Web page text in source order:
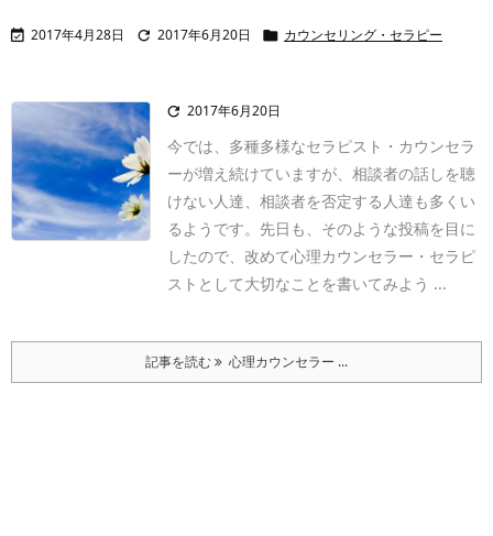
 2017年4月28日  2017年6月20日  カウンセリング・セラピー
 2017年6月20日
今では、多種多様なセラピスト・カウンセラ
ーが増え続けていますが、相談者の話しを聴
けない人達、相談者を否定する人達も多くい
るようです。先日も、そのような投稿を目に
したので、改めて心理カウンセラー・セラピ
ストとして大切なことを書いてみよう ...
記事を読む 心理カウンセラー ...